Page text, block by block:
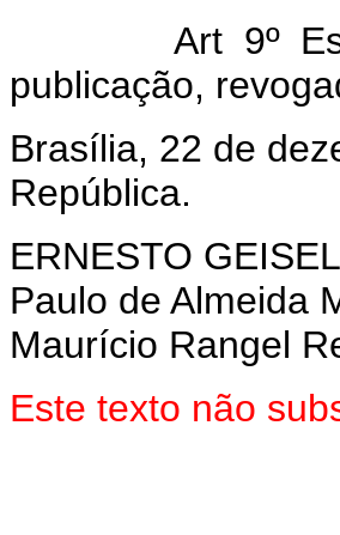
Art 9º Este
publicação,
Brasília, 22 de
República.
ERNESTO GEISEL
Paulo de Almeida
Maurício Rangel
Este texto não